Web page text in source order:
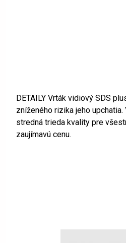
DETAILY Vrták vidiový SDS
zníženého rizika jeho
stredná trieda kvality pre
zaujímavú cenu.